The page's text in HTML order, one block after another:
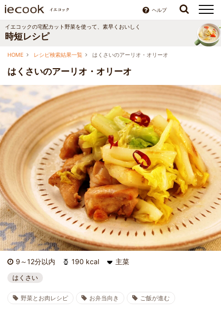
ヘルプ
イエコックの宅配カット野菜を使って、素早くおいしく
時短レシピ
HOME レシピ検索結果一覧 はくさいのアーリオ・オリーオ
はくさいのアーリオ・オリーオ
9～12分以内 190 kcal 主菜
はくさい
野菜とお肉レシピ お弁当向き ご飯が進む